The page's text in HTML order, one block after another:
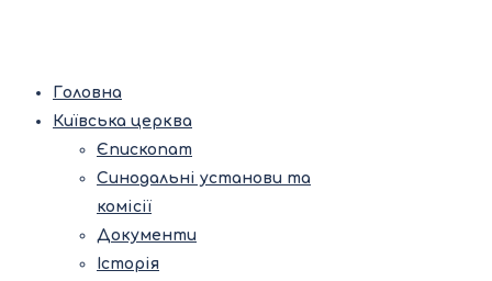
Головна
Київська церква
Єпископат
Синодальні установи та
комісії
Документи
Історія